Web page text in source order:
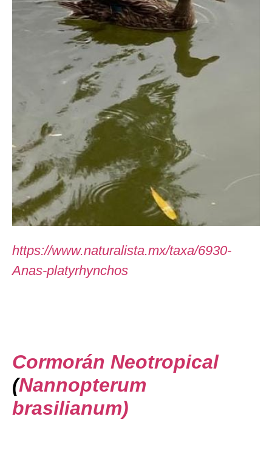
https://www.naturalista.mx/taxa/6930-
Anas-platyrhynchos
Cormorán Neotropical
(Nannopterum
brasilianum)